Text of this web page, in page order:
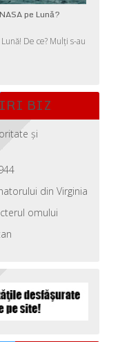
pe Lună?
De ce? Mulţi s-au
BIZ
şi
din Virginia
omului